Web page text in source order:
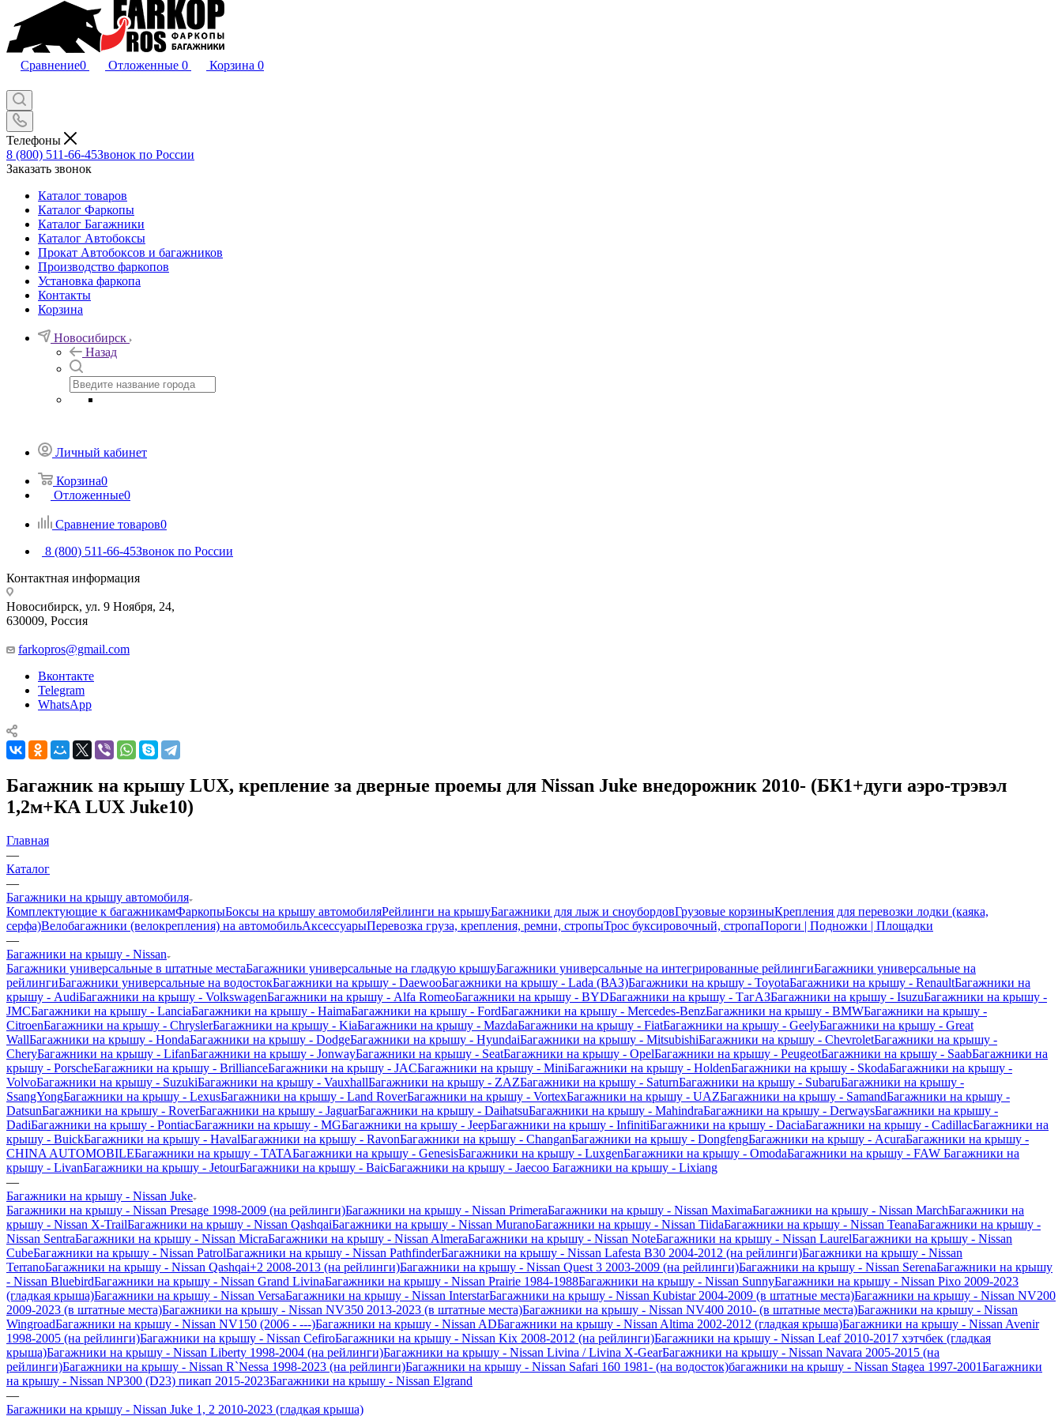
Сравнение0 Отложенные 0 Корзина 0
Телефоны
8 (800) 511-66-45Звонок по России
Заказать звонок
Каталог товаров
Каталог Фаркопы
Каталог Багажники
Каталог Автобоксы
Прокат Автобоксов и багажников
Производство фаркопов
Установка фаркопа
Контакты
Корзина
Новосибирск
Назад
Личный кабинет
Корзина0
Отложенные0
Сравнение товаров0
8 (800) 511-66-45Звонок по России
Контактная информация
Новосибирск, ул. 9 Ноября, 24,
630009, Россия
farkopros@gmail.com
Вконтакте
Telegram
WhatsApp
Багажник на крышу LUX, крепление за дверные проемы для Nissan Juke внедорожник 2010- (БК1+дуги аэро-трэвэл
1,2м+КА LUX Juke10)
Главная
—
Каталог
—
Багажники на крышу автомобиля
Комплектующие к багажникамФаркопыБоксы на крышу автомобиляРейлинги на крышуБагажники для лыж и сноубордовГрузовые корзиныКрепления для перевозки лодки (каяка,
серфа)Велобагажники (велокрепления) на автомобильАксессуарыПеревозка груза, крепления, ремни, стропыТрос буксировочный, стропаПороги | Подножки | Площадки
—
Багажники на крышу - Nissan
Багажники универсальные в штатные местаБагажники универсальные на гладкую крышуБагажники универсальные на интегрированные рейлингиБагажники универсальные на
рейлингиБагажники универсальные на водостокБагажники на крышу - DaewooБагажники на крышу - Lada (ВАЗ)Багажники на крышу - ToyotaБагажники на крышу - RenaultБагажники на
крышу - AudiБагажники на крышу - VolkswagenБагажники на крышу - Alfa RomeoБагажники на крышу - BYDБагажники на крышу - ТагАЗБагажники на крышу - IsuzuБагажники на крышу -
JMCБагажники на крышу - LanciaБагажники на крышу - HaimaБагажники на крышу - FordБагажники на крышу - Mercedes-BenzБагажники на крышу - BMWБагажники на крышу -
CitroenБагажники на крышу - ChryslerБагажники на крышу - KiaБагажники на крышу - MazdaБагажники на крышу - FiatБагажники на крышу - GeelyБагажники на крышу - Great
WallБагажники на крышу - HondaБагажники на крышу - DodgeБагажники на крышу - HyundaiБагажники на крышу - MitsubishiБагажники на крышу - ChevroletБагажники на крышу -
CheryБагажники на крышу - LifanБагажники на крышу - JonwayБагажники на крышу - SeatБагажники на крышу - OpelБагажники на крышу - PeugeotБагажники на крышу - SaabБагажники на
крышу - PorscheБагажники на крышу - BrillianceБагажники на крышу - JACБагажники на крышу - MiniБагажники на крышу - HoldenБагажники на крышу - SkodaБагажники на крышу -
VolvoБагажники на крышу - SuzukiБагажники на крышу - VauxhallБагажники на крышу - ZAZБагажники на крышу - SaturnБагажники на крышу - SubaruБагажники на крышу -
SsangYongБагажники на крышу - LexusБагажники на крышу - Land RoverБагажники на крышу - VortexБагажники на крышу - UAZБагажники на крышу - SamandБагажники на крышу -
DatsunБагажники на крышу - RoverБагажники на крышу - JaguarБагажники на крышу - DaihatsuБагажники на крышу - MahindraБагажники на крышу - DerwaysБагажники на крышу -
DadiБагажники на крышу - PontiacБагажники на крышу - MGБагажники на крышу - JeepБагажники на крышу - InfinitiБагажники на крышу - DaciaБагажники на крышу - CadillacБагажники на
крышу - BuickБагажники на крышу - HavalБагажники на крышу - RavonБагажники на крышу - ChanganБагажники на крышу - DongfengБагажники на крышу - AcuraБагажники на крышу -
CHINA AUTOMOBILEБагажники на крышу - TATAБагажники на крышу - GenesisБагажники на крышу - LuxgenБагажники на крышу - OmodaБагажники на крышу - FAW Багажники на
крышу - LivanБагажники на крышу - JetourБагажники на крышу - BaicБагажники на крышу - Jaecoo Багажники на крышу - Lixiang
—
Багажники на крышу - Nissan Juke
Багажники на крышу - Nissan Presage 1998-2009 (на рейлинги)Багажники на крышу - Nissan PrimeraБагажники на крышу - Nissan MaximaБагажники на крышу - Nissan MarchБагажники на
крышу - Nissan X-TrailБагажники на крышу - Nissan QashqaiБагажники на крышу - Nissan MuranoБагажники на крышу - Nissan TiidaБагажники на крышу - Nissan TeanaБагажники на крышу -
Nissan SentraБагажники на крышу - Nissan MicraБагажники на крышу - Nissan AlmeraБагажники на крышу - Nissan NoteБагажники на крышу - Nissan LaurelБагажники на крышу - Nissan
CubeБагажники на крышу - Nissan PatrolБагажники на крышу - Nissan PathfinderБагажники на крышу - Nissan Lafesta B30 2004-2012 (на рейлинги)Багажники на крышу - Nissan
TerranoБагажники на крышу - Nissan Qashqai+2 2008-2013 (на рейлинги)Багажники на крышу - Nissan Quest 3 2003-2009 (на рейлинги)Багажники на крышу - Nissan SerenaБагажники на крышу
- Nissan BluebirdБагажники на крышу - Nissan Grand LivinaБагажники на крышу - Nissan Prairie 1984-1988Багажники на крышу - Nissan SunnyБагажники на крышу - Nissan Pixo 2009-2023
(гладкая крыша)Багажники на крышу - Nissan VersaБагажники на крышу - Nissan InterstarБагажники на крышу - Nissan Kubistar 2004-2009 (в штатные места)Багажники на крышу - Nissan NV200
2009-2023 (в штатные места)Багажники на крышу - Nissan NV350 2013-2023 (в штатные места)Багажники на крышу - Nissan NV400 2010- (в штатные места)Багажники на крышу - Nissan
WingroadБагажники на крышу - Nissan NV150 (2006 - ---)Багажники на крышу - Nissan ADБагажники на крышу - Nissan Altima 2002-2012 (гладкая крыша)Багажники на крышу - Nissan Avenir
1998-2005 (на рейлинги)Багажники на крышу - Nissan CefiroБагажники на крышу - Nissan Kix 2008-2012 (на рейлинги)Багажники на крышу - Nissan Leaf 2010-2017 хэтчбек (гладкая
крыша)Багажники на крышу - Nissan Liberty 1998-2004 (на рейлинги)Багажники на крышу - Nissan Livina / Livina X-GearБагажники на крышу - Nissan Navara 2005-2015 (на
рейлинги)Багажники на крышу - Nissan R`Nessa 1998-2023 (на рейлинги)Багажники на крышу - Nissan Safari 160 1981- (на водосток)багажники на крышу - Nissan Stagea 1997-2001Багажники
на крышу - Nissan NP300 (D23) пикап 2015-2023Багажники на крышу - Nissan Elgrand
—
Багажники на крышу - Nissan Juke 1, 2 2010-2023 (гладкая крыша)